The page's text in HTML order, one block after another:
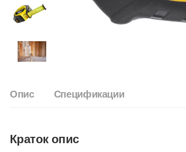
Опис Спецификации
Краток опис